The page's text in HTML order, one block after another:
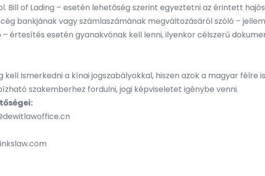
Bill of Lading – esetén lehetőség szerint egyeztetni az érintett
bankjának vagy számlaszámának megváltozásáról szóló –
értesítés esetén gyanakvónak kell lenni, ilyenkor célszerű
Ismerkedni a kínai jogszabályokkal, hiszen azok a magyar félre
szakemberhez fordulni, jogi képviseletet igénybe venni.